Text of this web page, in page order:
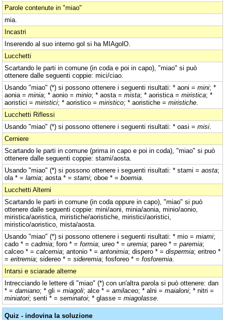
Parole contenute in "miao"
mia.
Incastri
Inserendo al suo interno gol si ha MIAgolO.
Lucchetti
Scartando le parti in comune (in coda e poi in capo), "miao" si può
ottenere dalle seguenti coppie: mici/ciao.
Usando "miao" (*) si possono ottenere i seguenti risultati: * aoni = mini; *
aonia = minia; * aonio = minio; * aosta = mista; * aoristica = miristica; *
aoristici = miristici; * aoristico = miristico; * aoristiche = miristiche
Lucchetti Riflessi
Usando "miao" (*) si possono ottenere i seguenti risultati: * oasi = misi
Cerniere
Scartando le parti in comune (prima in capo e poi in coda), "miao" si può
ottenere dalle seguenti coppie: stami/aosta.
Usando "miao" (*) si possono ottenere i seguenti risultati: * stami = aosta;
ola * = lamia; aosta * = stami; oboe * = boemia
Lucchetti Alterni
Scartando le parti in comune (in coda oppure in capo), "miao" si può
ottenere dalle seguenti coppie: mini/aoni, minia/aonia, minio/aonio,
miristica/aoristica, miristiche/aoristiche, miristici/aoristici,
miristico/aoristico, mista/aosta.
Usando "miao" (*) si possono ottenere i seguenti risultati: * mio = miami;
cado * = cadmia; foro * = formia; ureo * = uremia; pareo * = paremia;
calceo * = calcemia; antonio * = antonimia; dispero * = dispermia; eritreo *
= eritremia; sidereo * = sideremia; fosforeo * = fosforemia
Intarsi e sciarade alterne
Intrecciando le lettere di "miao" (*) con un'altra parola si può ottenere: dan
* = damiano; * gli = miagoli; alce * = amilaceo; * alni = maialoni; * nitri =
miniatori; senti * = seminatoi; * glasse = miagolasse
Quiz - indovina la soluzione